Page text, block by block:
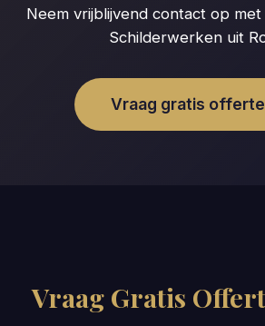
Neem vrijblijvend contact op
Schilderwerken uit
Vraag gratis
Vraag Gratis